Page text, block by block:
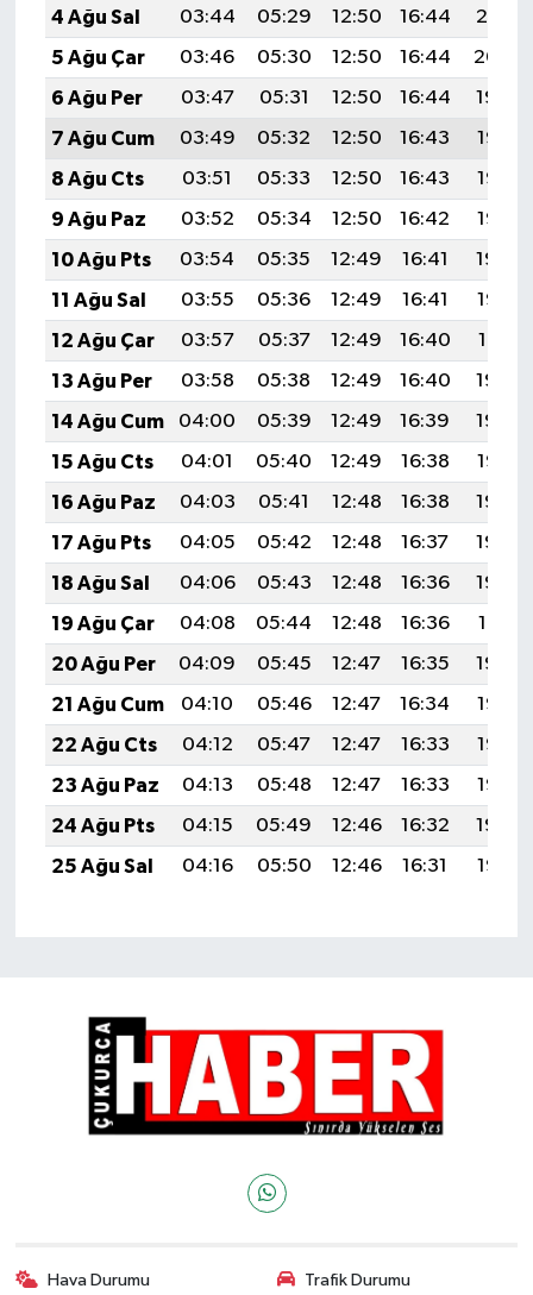
4 Ağu Sal
03:44 05:29 12:50 16:44
20:01
5 Ağu Çar
03:46 05:30 12:50 16:44
20:00
6 Ağu Per
03:47 05:31 12:50 16:44
19:59
7 Ağu Cum
03:49 05:32 12:50 16:43
19:58
8 Ağu Cts
03:51 05:33 12:50 16:43
19:56
9 Ağu Paz
03:52 05:34 12:50 16:42
19:55
10 Ağu Pts
03:54 05:35 12:49 16:41
19:54
11 Ağu Sal
03:55 05:36 12:49 16:41
19:52
12 Ağu Çar
03:57 05:37 12:49 16:40
19:51
13 Ağu Per
03:58 05:38 12:49 16:40
19:50
14 Ağu Cum
04:00 05:39 12:49 16:39
19:48
15 Ağu Cts
04:01 05:40 12:49 16:38
19:47
16 Ağu Paz
04:03 05:41 12:48 16:38
19:46
17 Ağu Pts
04:05 05:42 12:48 16:37
19:44
18 Ağu Sal
04:06 05:43 12:48 16:36
19:43
19 Ağu Çar
04:08 05:44 12:48 16:36
19:41
20 Ağu Per
04:09 05:45 12:47 16:35
19:40
21 Ağu Cum
04:10 05:46 12:47 16:34
19:38
22 Ağu Cts
04:12 05:47 12:47 16:33
19:37
23 Ağu Paz
04:13 05:48 12:47 16:33
19:35
24 Ağu Pts
04:15 05:49 12:46 16:32
19:34
25 Ağu Sal
04:16 05:50 12:46 16:31 19:32
Hava Durumu Trafik Durumu